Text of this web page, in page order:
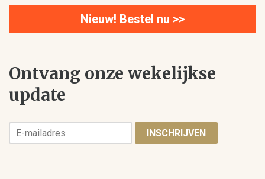
Nieuw! Bestel nu >>
Ontvang onze wekelijkse
update
INSCHRIJVEN